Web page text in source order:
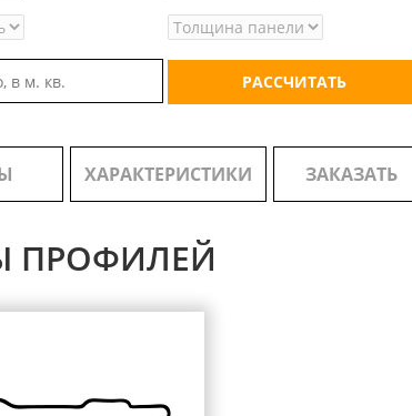
РАССЧИТАТЬ
ХАРАКТЕРИСТИКИ ЗАКАЗАТЬ
ПРОФИЛЕЙ